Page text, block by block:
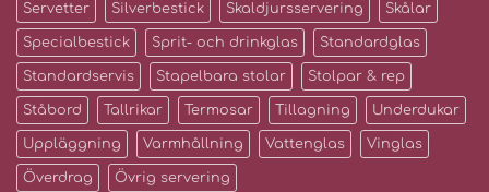
Servetter Silverbestick Skaldjursservering Skålar
Specialbestick Sprit- och drinkglas Standardglas
Standardservis Stapelbara stolar Stolpar & rep
Ståbord Tallrikar Termosar Tillagning Underdukar
Uppläggning Varmhållning Vattenglas Vinglas
Överdrag Övrig servering